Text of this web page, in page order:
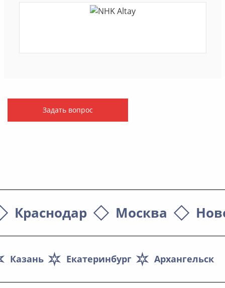
Задать вопрос
Краснодар Москва
Архангельск
Екатеринбург
Казань